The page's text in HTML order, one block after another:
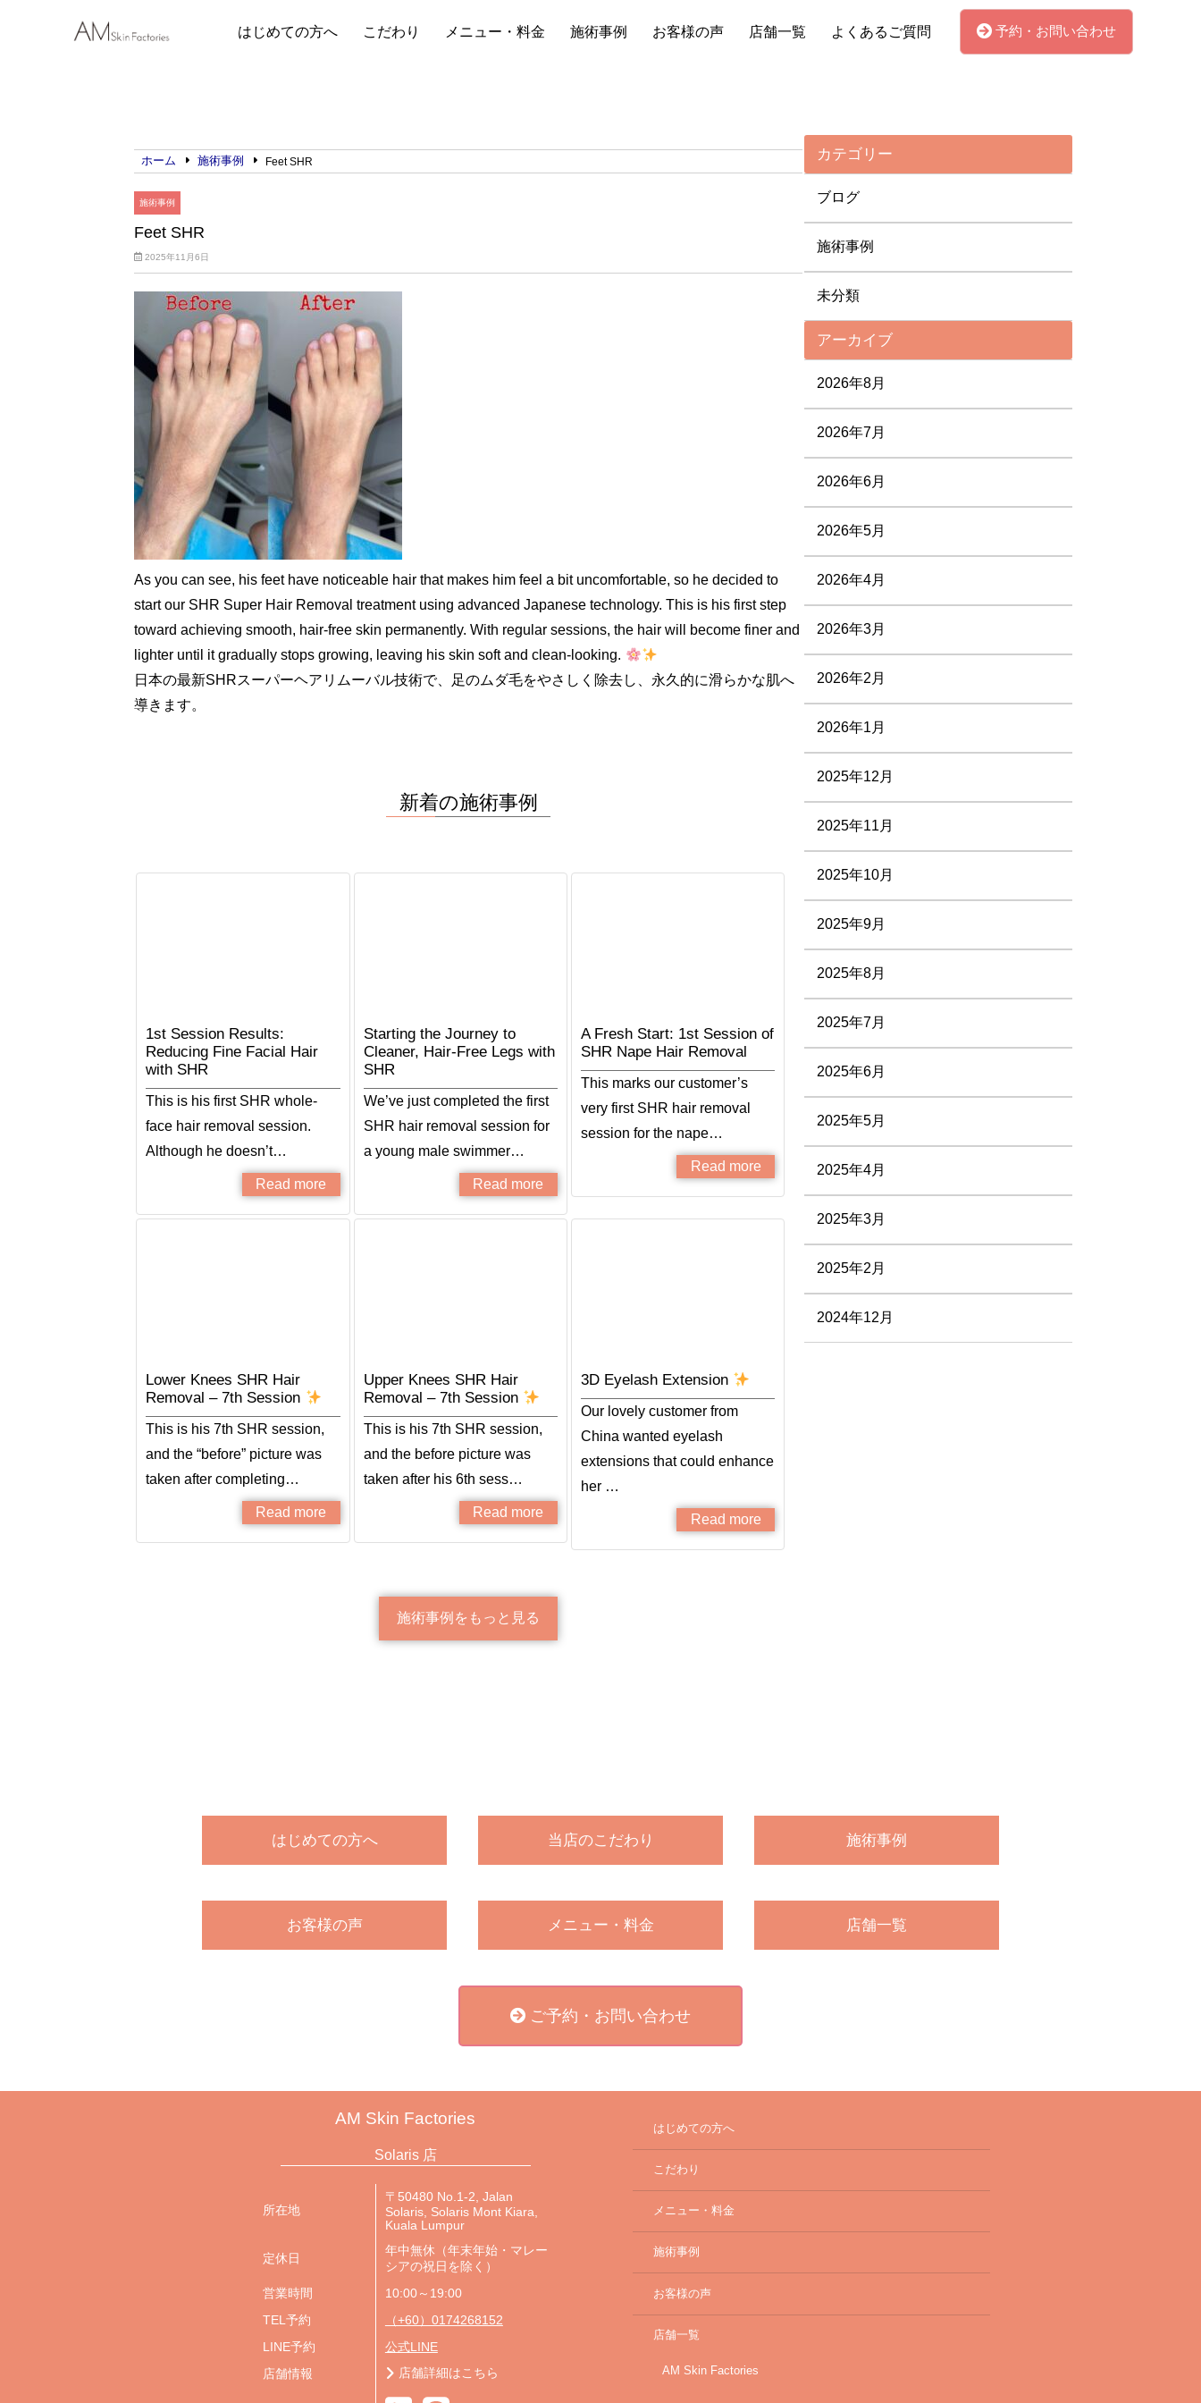
はじめての方へ こだわり メニュー・料金 施術事例 お客様の声 店舗一覧 よくあるご質問 予約・お問い合わせ
ホーム 施術事例 Feet SHR
施術事例
Feet SHR
2025年11月6日
As you can see, his feet have noticeable hair that makes him feel a bit uncomfortable, so he decided to
start our SHR Super Hair Removal treatment using advanced Japanese technology. This is his first step
toward achieving smooth, hair-free skin permanently. With regular sessions, the hair will become finer and
lighter until it gradually stops growing, leaving his skin soft and clean-looking.
日本の最新SHRスーパーヘアリムーバル技術で、足のムダ毛をやさしく除去し、永久的に滑らかな肌へ
導きます。
新着の施術事例
1st Session Results:
Reducing Fine Facial Hair
with SHR
This is his first SHR whole-
face hair removal session.
Although he doesn’t…
Read more
Starting the Journey to
Cleaner, Hair-Free Legs with
SHR
We’ve just completed the first
SHR hair removal session for
a young male swimmer…
Read more
A Fresh Start: 1st Session of
SHR Nape Hair Removal
This marks our customer’s
very first SHR hair removal
session for the nape…
Read more
Lower Knees SHR Hair
Removal – 7th Session
This is his 7th SHR session,
and the “before” picture was
taken after completing…
Read more
Upper Knees SHR Hair
Removal – 7th Session
This is his 7th SHR session,
and the before picture was
taken after his 6th sess…
Read more
3D Eyelash Extension
Our lovely customer from
China wanted eyelash
extensions that could enhance
her …
Read more
施術事例をもっと見る
カテゴリー
ブログ
施術事例
未分類
アーカイブ
2026年8月
2026年7月
2026年6月
2026年5月
2026年4月
2026年3月
2026年2月
2026年1月
2025年12月
2025年11月
2025年10月
2025年9月
2025年8月
2025年7月
2025年6月
2025年5月
2025年4月
2025年3月
2025年2月
2024年12月
はじめての方へ 当店のこだわり 施術事例
お客様の声 メニュー・料金 店舗一覧
ご予約・お問い合わせ
AM Skin Factories
Solaris 店
所在地
〒50480 No.1-2, Jalan
Solaris, Solaris Mont Kiara,
Kuala Lumpur
定休日
年中無休（年末年始・マレー
シアの祝日を除く）
営業時間
10:00～19:00
TEL予約
（+60）0174268152
LINE予約
公式LINE
店舗情報
店舗詳細はこちら
はじめての方へ
こだわり
メニュー・料金
施術事例
お客様の声
店舗一覧
AM Skin Factories